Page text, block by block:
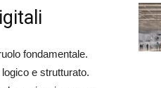
fondamentale.
e strutturato.